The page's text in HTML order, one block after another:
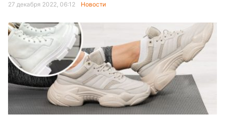
27 декабря 2022, 06:12 Новости